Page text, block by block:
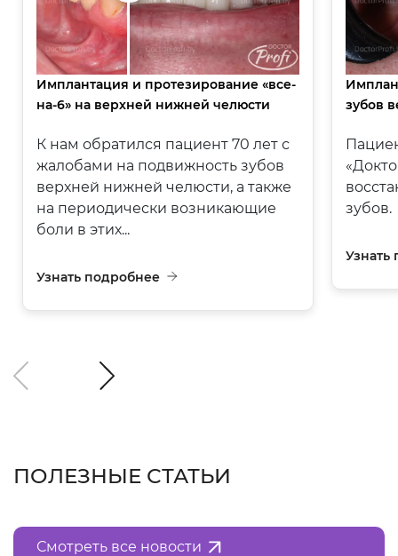
Имплантация и протезирование «все-
на-6» на верхней нижней челюсти
К нам обратился пациент 70 лет с
жалобами на подвижность зубов
верхней нижней челюсти, а также
на периодически возникающие
боли в этих...
Узнать подробнее
зубов
зубов.
Узнать
ПОЛЕЗНЫЕ СТАТЬИ
Смотреть все новости